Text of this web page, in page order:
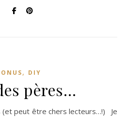
, DIY
pères…